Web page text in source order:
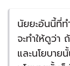
นัยยะอันนี้ที่ท
จะทำให้ดูว่า
และนโยบา